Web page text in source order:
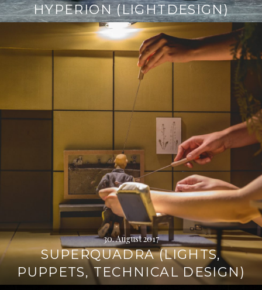
HYPERION (LIGHTDESIGN)
30. August 2017
SUPERQUADRA (LIGHTS,
PUPPETS, TECHNICAL DESIGN)